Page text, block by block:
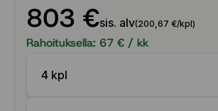
803 €sis. alv(200,67 €/kpl)
Rahoituksella: 67 € / kk
4 kpl